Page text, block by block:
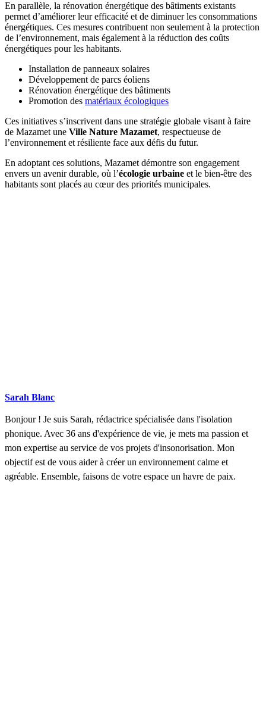
En parallèle, la rénovation énergétique des bâtiments existants
permet d’améliorer leur efficacité et de diminuer les consommations
énergétiques. Ces mesures contribuent non seulement à la protection
de l’environnement, mais également à la réduction des coûts
énergétiques pour les habitants.
Installation de panneaux solaires
Développement de parcs éoliens
Rénovation énergétique des bâtiments
Promotion des matériaux écologiques
Ces initiatives s’inscrivent dans une stratégie globale visant à faire
de Mazamet une Ville Nature Mazamet, respectueuse de
l’environnement et résiliente face aux défis du futur.
En adoptant ces solutions, Mazamet démontre son engagement
envers un avenir durable, où l’écologie urbaine et le bien-être des
habitants sont placés au cœur des priorités municipales.
Sarah Blanc
Bonjour ! Je suis Sarah, rédactrice spécialisée dans l'isolation
phonique. Avec 36 ans d'expérience de vie, je mets ma passion et
mon expertise au service de vos projets d'insonorisation. Mon
objectif est de vous aider à créer un environnement calme et
agréable. Ensemble, faisons de votre espace un havre de paix.